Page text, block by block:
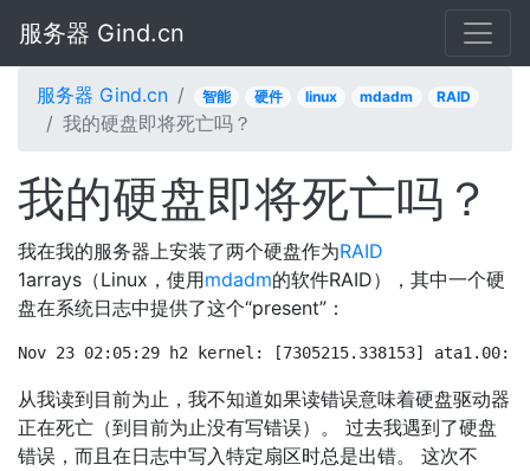
服务器 Gind.cn
服务器 Gind.cn 智能 硬件 linux mdadm RAID
我的硬盘即将死亡吗？
我的硬盘即将死亡吗？
我在我的服务器上安装了两个硬盘作为RAID
1arrays（Linux，使用mdadm的软件RAID），其中一个硬
盘在系统日志中提供了这个“present”：
Nov 23 02:05:29 h2 kernel: [7305215.338153] ata1.00:
从我读到目前为止，我不知道如果读错误意味着硬盘驱动器
正在死亡（到目前为止没有写错误）。 过去我遇到了硬盘
错误，而且在日志中写入特定扇区时总是出错。 这次不